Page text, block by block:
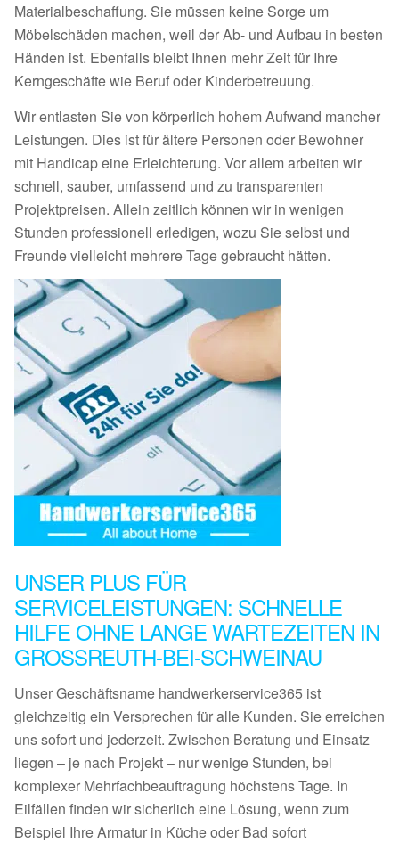
Materialbeschaffung. Sie müssen keine Sorge um
Möbelschäden machen, weil der Ab- und Aufbau in besten
Händen ist. Ebenfalls bleibt Ihnen mehr Zeit für Ihre
Kerngeschäfte wie Beruf oder Kinderbetreuung.
Wir entlasten Sie von körperlich hohem Aufwand mancher
Leistungen. Dies ist für ältere Personen oder Bewohner
mit Handicap eine Erleichterung. Vor allem arbeiten wir
schnell, sauber, umfassend und zu transparenten
Projektpreisen. Allein zeitlich können wir in wenigen
Stunden professionell erledigen, wozu Sie selbst und
Freunde vielleicht mehrere Tage gebraucht hätten.
UNSER PLUS FÜR
SERVICELEISTUNGEN: SCHNELLE
HILFE OHNE LANGE WARTEZEITEN IN
GROSSREUTH-BEI-SCHWEINAU
Unser Geschäftsname handwerkerservice365 ist
gleichzeitig ein Versprechen für alle Kunden. Sie erreichen
uns sofort und jederzeit. Zwischen Beratung und Einsatz
liegen – je nach Projekt – nur wenige Stunden, bei
komplexer Mehrfachbeauftragung höchstens Tage. In
Eilfällen finden wir sicherlich eine Lösung, wenn zum
Beispiel Ihre Armatur in Küche oder Bad sofort